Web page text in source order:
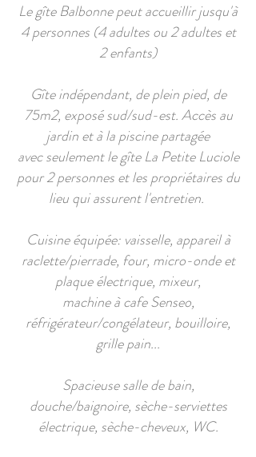
Le gîte Balbonne peut accueillir jusqu'à
4 personnes (4 adultes ou 2 adultes et
2 enfants)
Gîte indépendant, de plein pied, de
75m2, exposé sud/sud-est. Accès au
jardin et à la piscine partagée
avec seulement le gîte La Petite Luciole
pour 2 personnes et les propriétaires du
lieu qui assurent l'entretien.
Cuisine équipée: vaisselle, appareil à
raclette/pierrade, four, micro-onde et
plaque électrique, mixeur,
machine à cafe Senseo,
réfrigérateur/congélateur, bouilloire,
grille pain...
Spacieuse salle de bain,
douche/baignoire, sèche-serviettes
électrique, sèche-cheveux, WC.